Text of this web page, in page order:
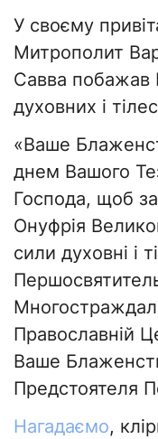
У своєму
Митрополит
Савва побажав
духовних і
«Ваше
днем Вашого
Господа, щоб
Онуфрія
сили духовні і
Православній
Ваше
Предстоятеля
Нагадаємо,